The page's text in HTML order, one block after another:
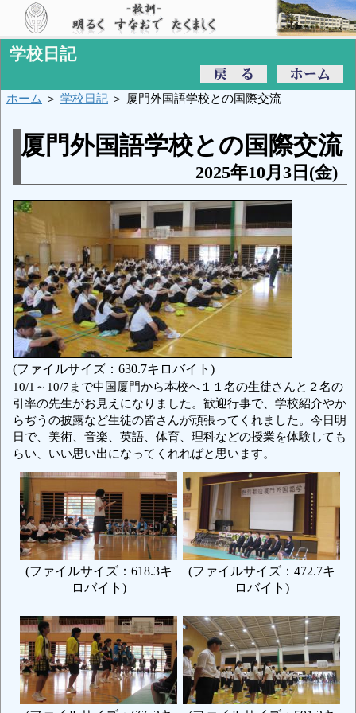
学校日記
ホーム ＞ 学校日記 ＞ 厦門外国語学校との国際交流
厦門外国語学校との国際交流
2025年10月3日(金)
(ファイルサイズ：630.7キロバイト)
10/1～10/7まで中国厦門から本校へ１１名の生徒さんと２名の
引率の先生がお見えになりました。歓迎行事で、学校紹介やか
らぢうの披露など生徒の皆さんが頑張ってくれました。今日明
日で、美術、音楽、英語、体育、理科などの授業を体験しても
らい、いい思い出になってくれればと思います。
(ファイルサイズ：618.3キ
ロバイト)
(ファイルサイズ：472.7キ
ロバイト)